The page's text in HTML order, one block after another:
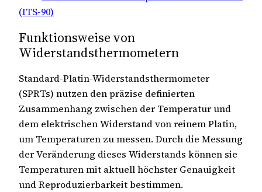
(ITS-90)
Funktionsweise von
Widerstandsthermometern
Standard-Platin-Widerstandsthermometer
(SPRTs) nutzen den präzise definierten
Zusammenhang zwischen der Temperatur und
dem elektrischen Widerstand von reinem Platin,
um Temperaturen zu messen. Durch die Messung
der Veränderung dieses Widerstands können sie
Temperaturen mit aktuell höchster Genauigkeit
und Reproduzierbarkeit bestimmen.